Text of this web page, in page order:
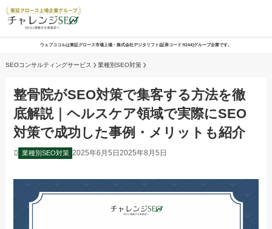
ウェブココルは東証グロース市場上場・株式会社デジタリフト(証券コード:9244)グループ企業です。
SEOコンサルティングサービス 業種別SEO対策
整骨院がSEO対策で集客する方法を徹
底解説｜ヘルスケア領域で実際にSEO
対策で成功した事例・メリットも紹介
業種別SEO対策 2025年6月5日2025年8月5日